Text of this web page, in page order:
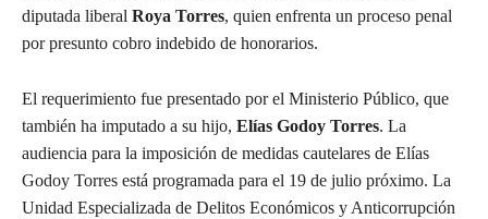
diputada liberal Roya Torres, quien enfrenta un proceso penal
por presunto cobro indebido de honorarios.
El requerimiento fue presentado por el Ministerio Público, que
también ha imputado a su hijo, Elías Godoy Torres. La
audiencia para la imposición de medidas cautelares de Elías
Godoy Torres está programada para el 19 de julio próximo. La
Unidad Especializada de Delitos Económicos y Anticorrupción